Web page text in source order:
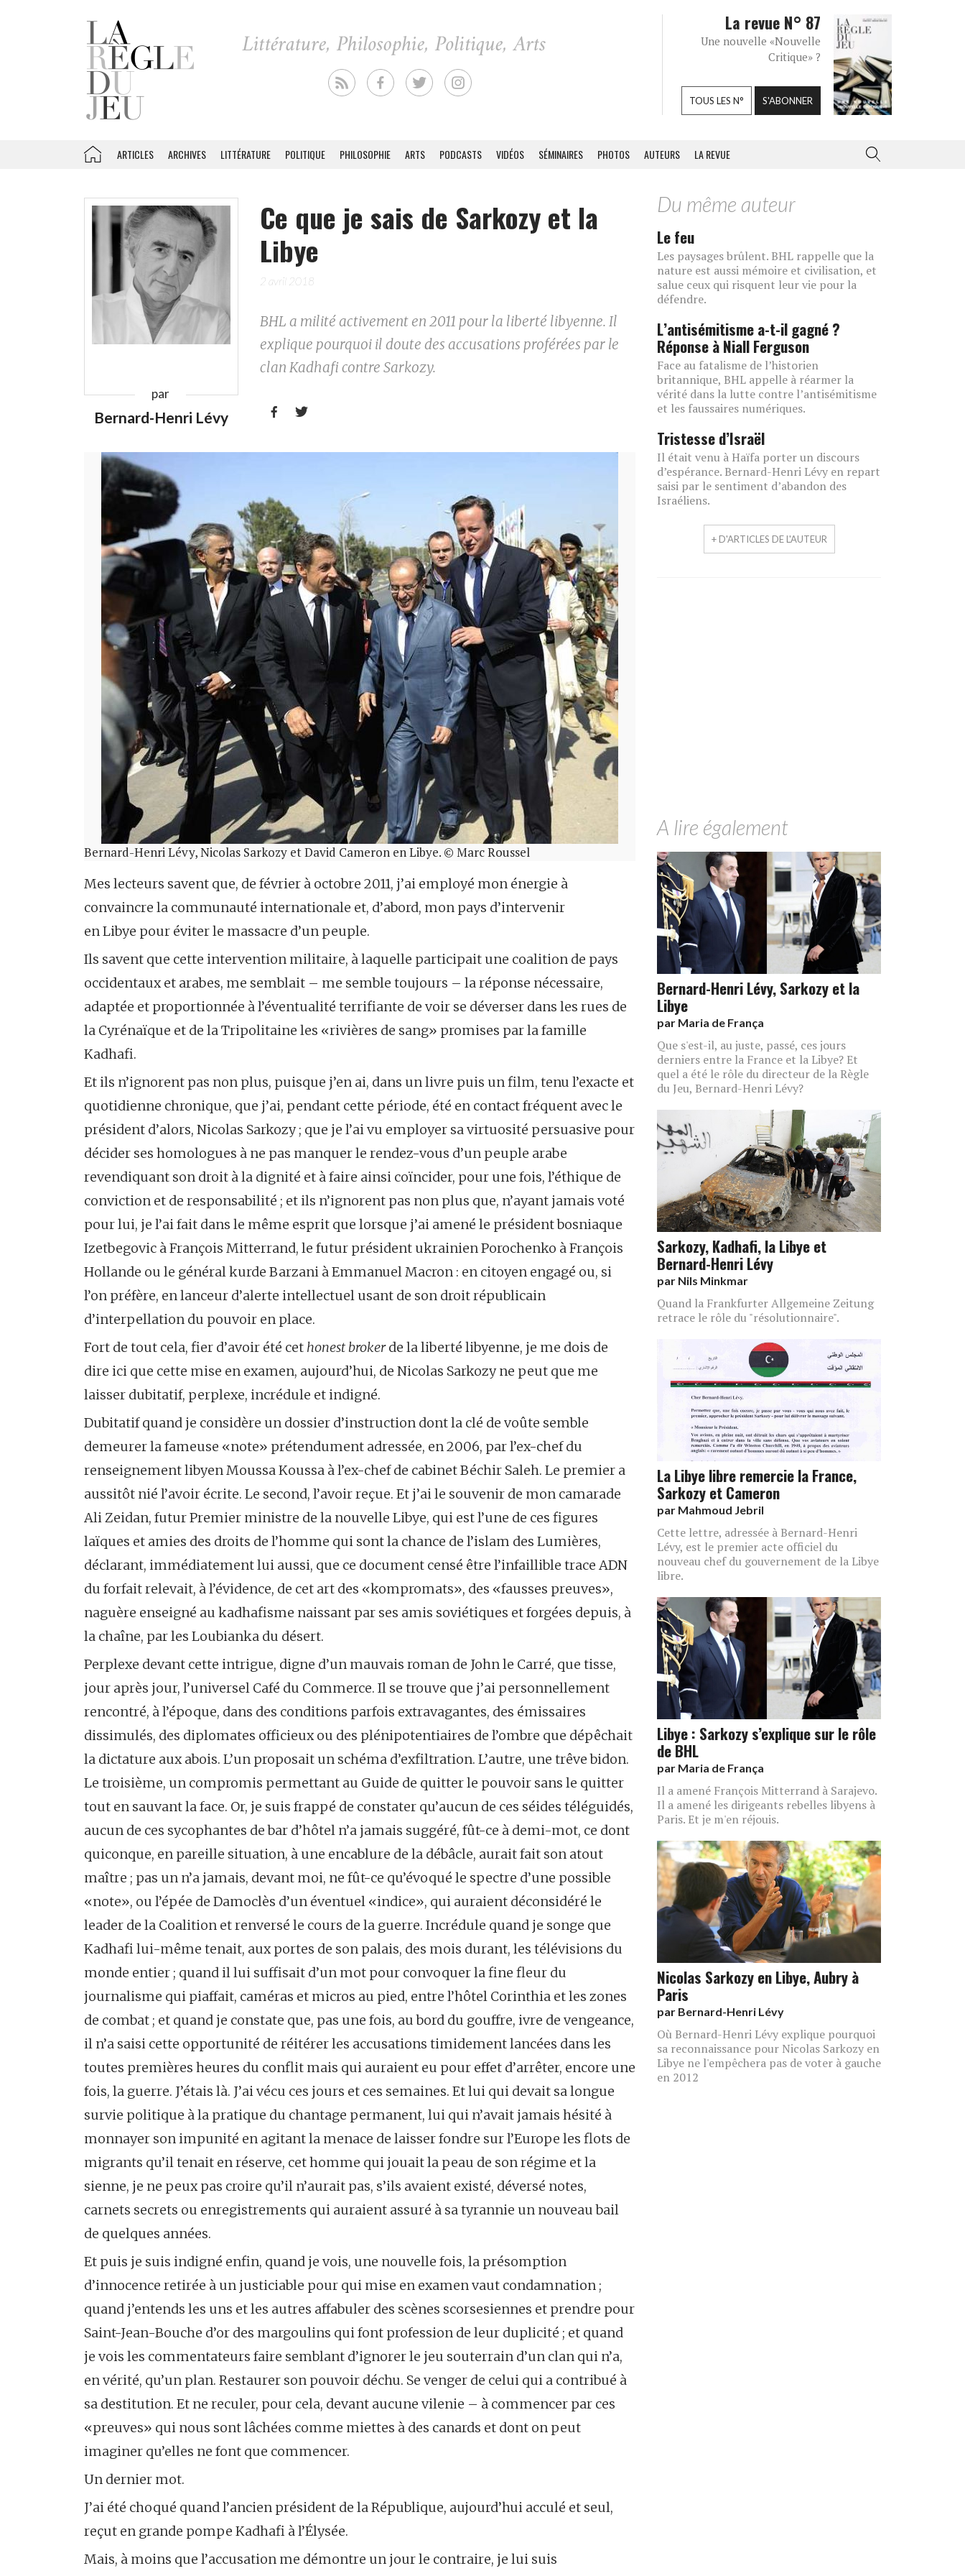
La revue N° 87
Une nouvelle «Nouvelle
Critique» ?
TOUS LES N° S'ABONNER
ARTICLES ARCHIVES LITTÉRATURE POLITIQUE PHILOSOPHIE ARTS PODCASTS VIDÉOS SÉMINAIRES PHOTOS AUTEURS LA REVUE
par
Bernard-Henri Lévy
Ce que je sais de Sarkozy et la
Libye
2 avril 2018
BHL a milité activement en 2011 pour la liberté libyenne. Il
explique pourquoi il doute des accusations proférées par le
clan Kadhafi contre Sarkozy.
 
Bernard-Henri Lévy, Nicolas Sarkozy et David Cameron en Libye. © Marc Roussel
Mes lecteurs savent que, de février à octobre 2011, j’ai employé mon énergie à
convaincre la communauté internationale et, d’abord, mon pays d’intervenir
en Libye pour éviter le massacre d’un peuple.
Ils savent que cette intervention militaire, à laquelle participait une coalition de pays
occidentaux et arabes, me semblait – me semble toujours – la réponse nécessaire,
adaptée et proportionnée à l’éventualité terrifiante de voir se déverser dans les rues de
la Cyrénaïque et de la Tripolitaine les «rivières de sang» promises par la famille
Kadhafi.
Et ils n’ignorent pas non plus, puisque j’en ai, dans un livre puis un film, tenu l’exacte et
quotidienne chronique, que j’ai, pendant cette période, été en contact fréquent avec le
président d’alors, Nicolas Sarkozy ; que je l’ai vu employer sa virtuosité persuasive pour
décider ses homologues à ne pas manquer le rendez-vous d’un peuple arabe
revendiquant son droit à la dignité et à faire ainsi coïncider, pour une fois, l’éthique de
conviction et de responsabilité ; et ils n’ignorent pas non plus que, n’ayant jamais voté
pour lui, je l’ai fait dans le même esprit que lorsque j’ai amené le président bosniaque
Izetbegovic à François Mitterrand, le futur président ukrainien Porochenko à François
Hollande ou le général kurde Barzani à Emmanuel Macron : en citoyen engagé ou, si
l’on préfère, en lanceur d’alerte intellectuel usant de son droit républicain
d’interpellation du pouvoir en place.
Fort de tout cela, fier d’avoir été cet honest brokerde la liberté libyenne, je me dois de
dire ici que cette mise en examen, aujourd’hui, de Nicolas Sarkozy ne peut que me
laisser dubitatif, perplexe, incrédule et indigné.
Dubitatif quand je considère un dossier d’instruction dont la clé de voûte semble
demeurer la fameuse «note» prétendument adressée, en 2006, par l’ex-chef du
renseignement libyen Moussa Koussa à l’ex-chef de cabinet Béchir Saleh. Le premier a
aussitôt nié l’avoir écrite. Le second, l’avoir reçue. Et j’ai le souvenir de mon camarade
Ali Zeidan, futur Premier ministre de la nouvelle Libye, qui est l’une de ces figures
laïques et amies des droits de l’homme qui sont la chance de l’islam des Lumières,
déclarant, immédiatement lui aussi, que ce document censé être l’infaillible trace ADN
du forfait relevait, à l’évidence, de cet art des «kompromats», des «fausses preuves»,
naguère enseigné au kadhafisme naissant par ses amis soviétiques et forgées depuis, à
la chaîne, par les Loubianka du désert.
Perplexe devant cette intrigue, digne d’un mauvais roman de John le Carré, que tisse,
jour après jour, l’universel Café du Commerce. Il se trouve que j’ai personnellement
rencontré, à l’époque, dans des conditions parfois extravagantes, des émissaires
dissimulés, des diplomates officieux ou des plénipotentiaires de l’ombre que dépêchait
la dictature aux abois. L’un proposait un schéma d’exfiltration. L’autre, une trêve bidon.
Le troisième, un compromis permettant au Guide de quitter le pouvoir sans le quitter
tout en sauvant la face. Or, je suis frappé de constater qu’aucun de ces séides téléguidés,
aucun de ces sycophantes de bar d’hôtel n’a jamais suggéré, fût-ce à demi-mot, ce dont
quiconque, en pareille situation, à une encablure de la débâcle, aurait fait son atout
maître ; pas un n’a jamais, devant moi, ne fût-ce qu’évoqué le spectre d’une possible
«note», ou l’épée de Damoclès d’un éventuel «indice», qui auraient déconsidéré le
leader de la Coalition et renversé le cours de la guerre. Incrédule quand je songe que
Kadhafi lui-même tenait, aux portes de son palais, des mois durant, les télévisions du
monde entier ; quand il lui suffisait d’un mot pour convoquer la fine fleur du
journalisme qui piaffait, caméras et micros au pied, entre l’hôtel Corinthia et les zones
de combat ; et quand je constate que, pas une fois, au bord du gouffre, ivre de vengeance,
il n’a saisi cette opportunité de réitérer les accusations timidement lancées dans les
toutes premières heures du conflit mais qui auraient eu pour effet d’arrêter, encore une
fois, la guerre. J’étais là. J’ai vécu ces jours et ces semaines. Et lui qui devait sa longue
survie politique à la pratique du chantage permanent, lui qui n’avait jamais hésité à
monnayer son impunité en agitant la menace de laisser fondre sur l’Europe les flots de
migrants qu’il tenait en réserve, cet homme qui jouait la peau de son régime et la
sienne, je ne peux pas croire qu’il n’aurait pas, s’ils avaient existé, déversé notes,
carnets secrets ou enregistrements qui auraient assuré à sa tyrannie un nouveau bail
de quelques années.
Et puis je suis indigné enfin, quand je vois, une nouvelle fois, la présomption
d’innocence retirée à un justiciable pour qui mise en examen vaut condamnation ;
quand j’entends les uns et les autres affabuler des scènes scorsesiennes et prendre pour
Saint-Jean-Bouche d’or des margoulins qui font profession de leur duplicité ; et quand
je vois les commentateurs faire semblant d’ignorer le jeu souterrain d’un clan qui n’a,
en vérité, qu’un plan. Restaurer son pouvoir déchu. Se venger de celui qui a contribué à
sa destitution. Et ne reculer, pour cela, devant aucune vilenie – à commencer par ces
«preuves» qui nous sont lâchées comme miettes à des canards et dont on peut
imaginer qu’elles ne font que commencer.
Un dernier mot.
J’ai été choqué quand l’ancien président de la République, aujourd’hui acculé et seul,
reçut en grande pompe Kadhafi à l’Élysée.
Mais, à moins que l’accusation me démontre un jour le contraire, je lui suis
Du même auteur
Le feu
Les paysages brûlent. BHL rappelle que la
nature est aussi mémoire et civilisation, et
salue ceux qui risquent leur vie pour la
défendre.
L’antisémitisme a-t-il gagné ?
Réponse à Niall Ferguson
Face au fatalisme de l’historien
britannique, BHL appelle à réarmer la
vérité dans la lutte contre l’antisémitisme
et les faussaires numériques.
Tristesse d’Israël
Il était venu à Haïfa porter un discours
d’espérance. Bernard-Henri Lévy en repart
saisi par le sentiment d’abandon des
Israéliens.
+ D'ARTICLES DE L'AUTEUR
A lire également
Bernard-Henri Lévy, Sarkozy et la
Libye
par Maria de França
Que s'est-il, au juste, passé, ces jours
derniers entre la France et la Libye? Et
quel a été le rôle du directeur de la Règle
du Jeu, Bernard-Henri Lévy?
Sarkozy, Kadhafi, la Libye et
Bernard-Henri Lévy
par Nils Minkmar
Quand la Frankfurter Allgemeine Zeitung
retrace le rôle du "résolutionnaire".
La Libye libre remercie la France,
Sarkozy et Cameron
par Mahmoud Jebril
Cette lettre, adressée à Bernard-Henri
Lévy, est le premier acte officiel du
nouveau chef du gouvernement de la Libye
libre.
Libye : Sarkozy s’explique sur le rôle
de BHL
par Maria de França
Il a amené François Mitterrand à Sarajevo.
Il a amené les dirigeants rebelles libyens à
Paris. Et je m'en réjouis.
Nicolas Sarkozy en Libye, Aubry à
Paris
par Bernard-Henri Lévy
Où Bernard-Henri Lévy explique pourquoi
sa reconnaissance pour Nicolas Sarkozy en
Libye ne l'empêchera pas de voter à gauche
en 2012